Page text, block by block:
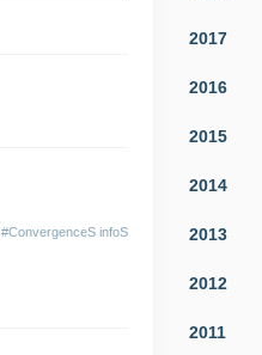
#ConvergenceS infoS
2017
2016
2015
2014
2013
2012
2011